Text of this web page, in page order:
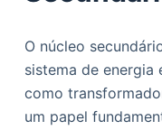
O núcleo
sistema de energia
como
um papel